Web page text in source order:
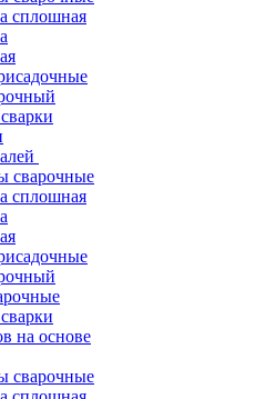
сплошная
сварочные
сплошная
на основе
сварочные